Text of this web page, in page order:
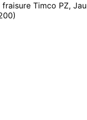
Timco PZ,